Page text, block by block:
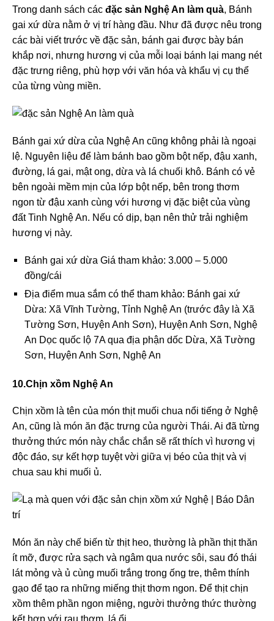
Trong danh sách các đặc sản Nghệ An làm quà, Bánh
gai xứ dừa nằm ở vị trí hàng đầu. Như đã được nêu trong
các bài viết trước về đặc sản, bánh gai được bày bán
khắp nơi, nhưng hương vị của mỗi loại bánh lại mang nét
đặc trưng riêng, phù hợp với văn hóa và khẩu vị cụ thể
của từng vùng miền.
Bánh gai xứ dừa của Nghệ An cũng không phải là ngoại
lệ. Nguyên liệu để làm bánh bao gồm bột nếp, đậu xanh,
đường, lá gai, mật ong, dừa và lá chuối khô. Bánh có vẻ
bên ngoài mềm mịn của lớp bột nếp, bên trong thơm
ngon từ đậu xanh cùng với hương vị đặc biệt của vùng
đất Tinh Nghệ An. Nếu có dịp, bạn nên thử trải nghiệm
hương vị này.
Bánh gai xứ dừa Giá tham khảo: 3.000 – 5.000
đồng/cái
Địa điểm mua sắm có thể tham khảo: Bánh gai xứ
Dừa: Xã Vĩnh Tường, Tỉnh Nghệ An (trước đây là Xã
Tường Sơn, Huyện Anh Sơn), Huyện Anh Sơn, Nghệ
An Dọc quốc lộ 7A qua địa phận dốc Dừa, Xã Tường
Sơn, Huyện Anh Sơn, Nghệ An
10.Chịn xồm Nghệ An
Chịn xồm là tên của món thịt muối chua nổi tiếng ở Nghệ
An, cũng là món ăn đặc trưng của người Thái. Ai đã từng
thưởng thức món này chắc chắn sẽ rất thích vì hương vị
độc đáo, sự kết hợp tuyệt vời giữa vị béo của thịt và vị
chua sau khi muối ủ.
Món ăn này chế biến từ thịt heo, thường là phần thịt thăn
ít mỡ, được rửa sạch và ngâm qua nước sôi, sau đó thái
lát mỏng và ủ cùng muối trắng trong ống tre, thêm thính
gạo để tạo ra những miếng thịt thơm ngon. Để thịt chịn
xồm thêm phần ngon miệng, người thưởng thức thường
kết hợp với rau thơm, lá ổi.